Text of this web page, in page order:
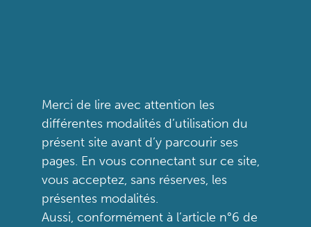
Merci de lire avec attention les
différentes modalités d’utilisation du
présent site avant d’y parcourir ses
pages. En vous connectant sur ce site,
vous acceptez, sans réserves, les
présentes modalités.
Aussi, conformément à l’article n°6 de